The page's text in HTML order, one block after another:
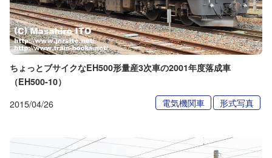
ちょっとブサイクなEH500形量産3次車の2001年度落成車
（EH500-10）
2015/04/26 電気機関車 形式写真